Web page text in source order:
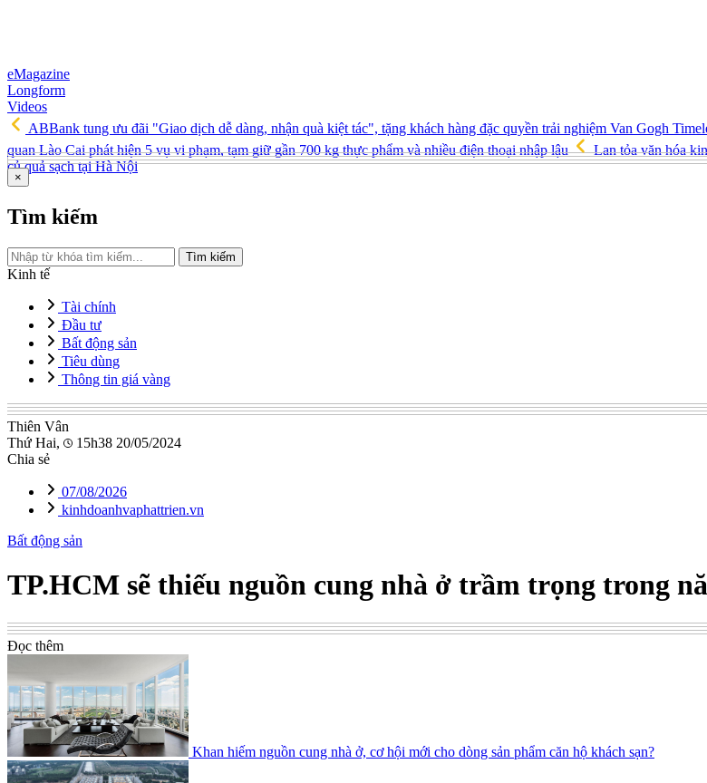
eMagazine
Longform
Videos
ABBank tung ưu đãi "Giao dịch dễ dàng, nhận quà kiệt tác", tặng khách hàng đặc quyền trải nghiệm Van Gogh
quan Lào Cai phát hiện 5 vụ vi phạm, tạm giữ gần 700 kg thực phẩm và nhiều điện thoại nhập lậu
Lan tỏa văn hóa
củ quả sạch tại Hà Nội
×
Tìm kiếm
Tìm kiếm
Kinh tế
Tài chính
Đầu tư
Bất động sản
Tiêu dùng
Thông tin giá vàng
Thiên Vân
Thứ Hai,
15h38 20/05/2024
Chia sẻ
07/08/2026
kinhdoanhvaphattrien.vn
Bất động sản
TP.HCM sẽ thiếu nguồn cung nhà ở trầm trọng trong
Đọc thêm
Khan hiếm nguồn cung nhà ở, cơ hội mới cho dòng sản phẩm căn hộ khách sạn?